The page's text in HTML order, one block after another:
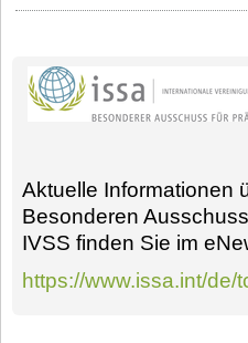
Aktuelle Informationen
Besonderen
IVSS finden Sie im
https://www.issa.int/de/